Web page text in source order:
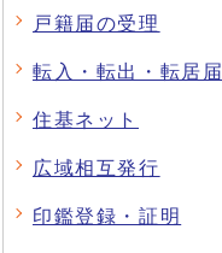
戸籍届の受理
転入・転出・転居
住基ネット
広域相互発行
印鑑登録・証明